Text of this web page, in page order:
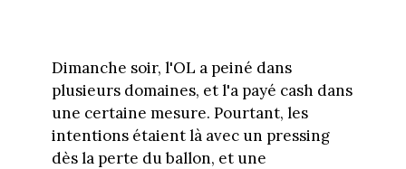
Dimanche soir, l'OL a peiné dans
plusieurs domaines, et l'a payé cash dans
une certaine mesure. Pourtant, les
intentions étaient là avec un pressing
dès la perte du ballon, et une